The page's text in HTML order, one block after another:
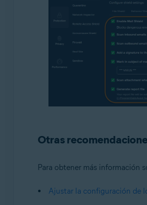
Otras
Para obtener más información
Ajustar la configuración de